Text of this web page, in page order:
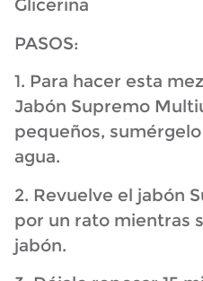
Glicerina
PASOS:
1. Para hacer esta
Jabón Supremo
pequeños,
agua.
2. Revuelve el jabón
por un rato mientras
jabón.